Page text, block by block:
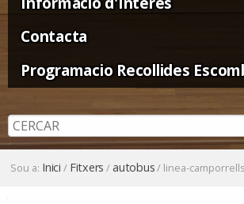
Contacta
Programacio Recollides
Sou a: Inici / Fitxers /autobus/ linea-